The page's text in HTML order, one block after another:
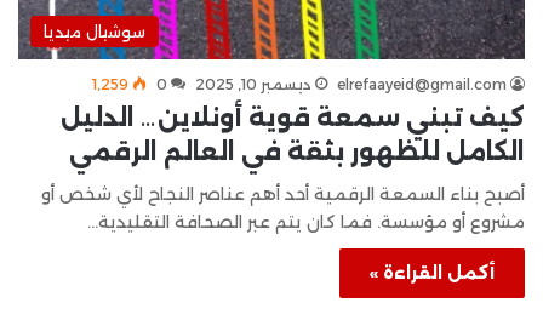
سوشيال ميديا
elrefaayeid@gmail.com ديسمبر 10, 2025 0 1٬259
كيف تبني سمعة قوية أونلاين… الدليل
الكامل للظهور بثقة في العالم الرقمي
أصبح بناء السمعة الرقمية أحد أهم عناصر النجاح لأي شخص أو
مشروع أو مؤسسة. فما كان يتم عبر الصحافة التقليدية…
أكمل القراءة »